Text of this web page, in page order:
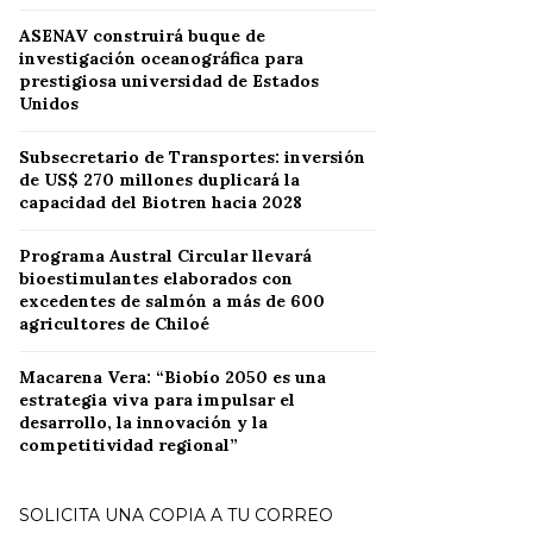
ASENAV construirá buque de
investigación oceanográfica para
prestigiosa universidad de Estados
Unidos
Subsecretario de Transportes: inversión
de US$ 270 millones duplicará la
capacidad del Biotren hacia 2028
Programa Austral Circular llevará
bioestimulantes elaborados con
excedentes de salmón a más de 600
agricultores de Chiloé
Macarena Vera: “Biobío 2050 es una
estrategia viva para impulsar el
desarrollo, la innovación y la
competitividad regional”
SOLICITA UNA COPIA A TU CORREO